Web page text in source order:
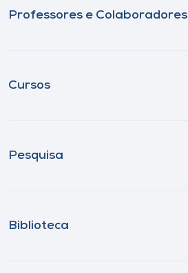
Professores e Colaboradores
Cursos
Pesquisa
Biblioteca